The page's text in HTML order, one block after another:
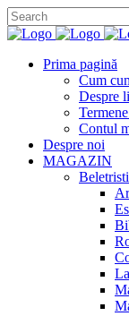
Prima pagină
Cum
Despre
Contul
Despre noi
MAGAZIN